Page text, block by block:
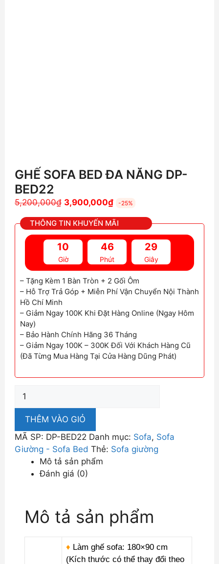
GHẾ SOFA BED ĐA NĂNG DP-
BED22
5,200,000₫ Giá
là:
5,200,000₫.
3,900,000₫Giá
tại
là:
3,900,000₫.
-25%
THÔNG TIN KHUYẾN MÃI
10
Giờ
46
Phút
28
Giây
– Tặng Kèm 1 Bàn Tròn + 2 Gối Ôm
– Hỗ Trợ Trả Góp + Miễn Phí Vận Chuyển Nội Thành
Hồ Chí Minh
– Giảm Ngay 100K Khi Đặt Hàng Online (Ngay Hôm
Nay)
– Bảo Hành Chính Hãng 36 Tháng
– Giảm Ngay 100K – 300K Đối Với Khách Hàng Cũ
(Đã Từng Mua Hàng Tại Cửa Hàng Dũng Phát)
Ghế
Bed
Năng
DP-
BED22
THÊM VÀO GIỎ
MÃ SP: DP-BED22 Danh mục: Sofa, Sofa
Giường - Sofa Bed Thẻ: Sofa giường
Mô tả sản phẩm
Đánh giá (0)
Mô tả sản phẩm
♦ Làm ghế sofa: 180×90 cm
(Kích thước có thể thay đổi theo